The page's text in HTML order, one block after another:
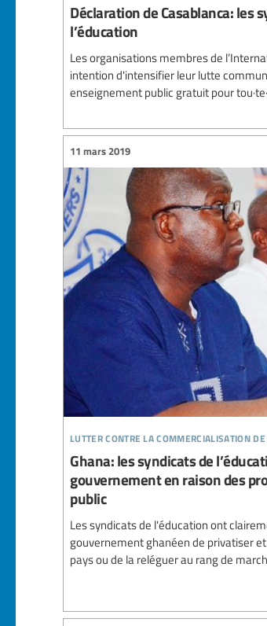
Déclaration de Casablanca: les
l’éducation
Les organisations membres de
intention d'intensifier leur lutte
enseignement public gratuit pour
lutter contre la commercialisation de
11 mars 2019
Ghana: les syndicats de
gouvernement en raison des
public
Les syndicats de l'éducation ont
gouvernement ghanéen de privatiser
pays ou de la reléguer au rang de